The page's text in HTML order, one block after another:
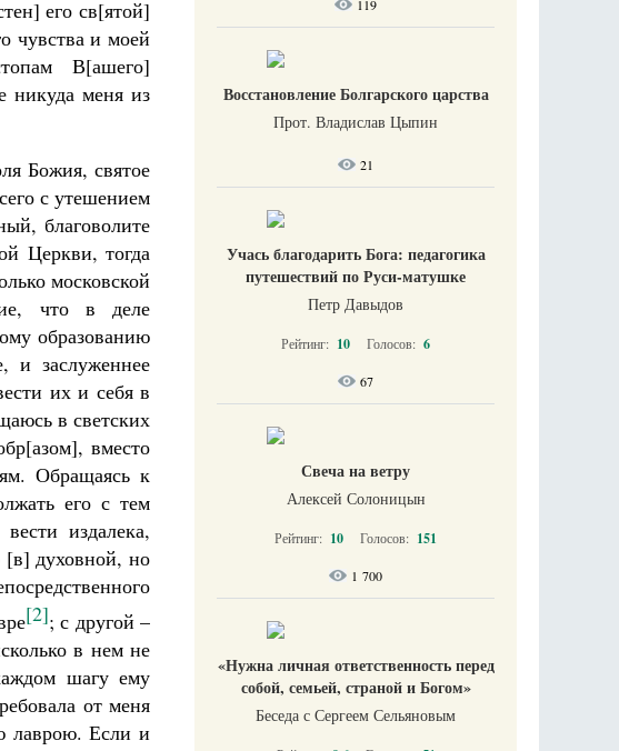
его св[ятой]
чувства и моей
В[ашего]
никуда меня из
Божия, святое
с утешением
благоволите
Церкви, тогда
московской
что в деле
образованию
и заслуженнее
их и себя в
в светских
вместо
Обращаясь к
его с тем
издалека,
[в] духовной, но
[2]; с другой –
в нем не
шагу ему
от меня
лаврою. Если и
119
Восстановление Болгарского царства
Прот. Владислав Цыпин
21
Учась благодарить Бога: педагогика
путешествий по Руси-матушке
Петр Давыдов
Рейтинг: 10 Голосов: 6
67
Свеча на ветру
Алексей Солоницын
Рейтинг: 10 Голосов: 151
1 700
«Нужна личная ответственность перед
собой, семьей, страной и Богом»
Беседа с Сергеем Сельяновым